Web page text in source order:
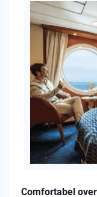
Comfortabel